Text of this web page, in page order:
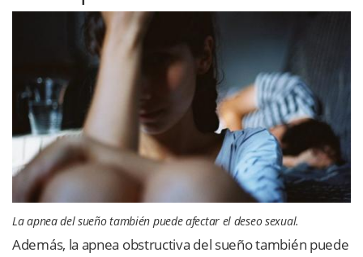
La apnea del sueño también puede afectar el deseo sexual.
Además, la apnea obstructiva del sueño también puede